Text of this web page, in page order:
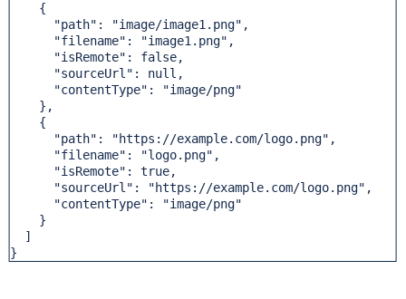
    {
      "path": "image/image1.png",
      "filename": "image1.png",
      "isRemote": false,
      "sourceUrl": null,
      "contentType": "image/png"
    },
    {
      "path": "https://example.com/logo.png",
      "filename": "logo.png",
      "isRemote": true,
      "sourceUrl": "https://example.com/logo.png",
      "contentType": "image/png"
    }
  ]
}